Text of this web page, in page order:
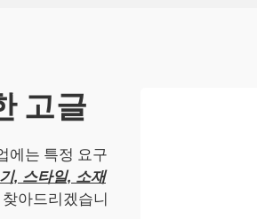
고글
에는 특정 요구
, 스타일, 소재
아드리겠습니